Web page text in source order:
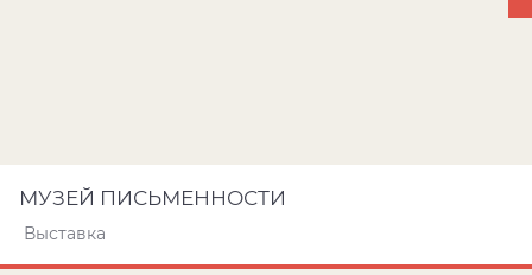
МУЗЕЙ ПИСЬМЕННОСТИ
Выставка